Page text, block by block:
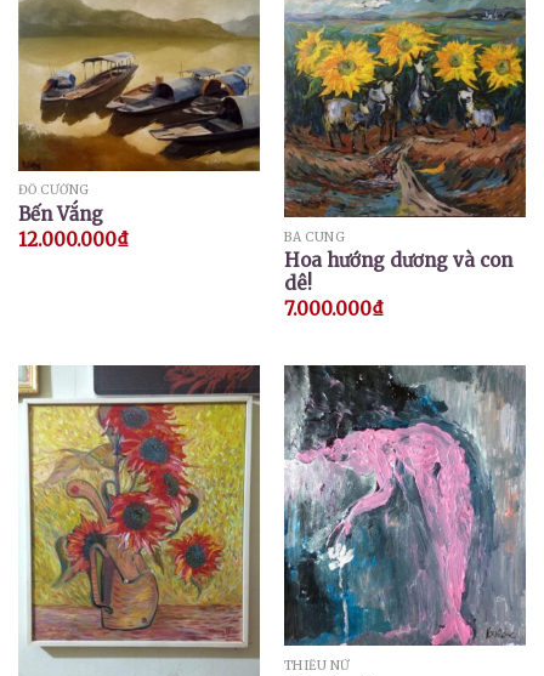
ĐỖ CƯỜNG
Bến Vắng
12.000.000₫ BÁ CUNG
Hoa hướng dương và con
dê!
7.000.000₫
THIẾU NỮ